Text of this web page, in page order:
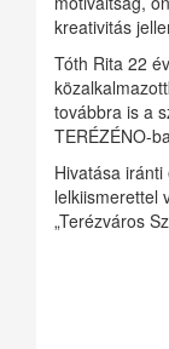
kreativitás
Tóth Rita 22
továbbra is a
TERÉZÉNO-
Hivatása
lelkiismerettel
„Terézváros